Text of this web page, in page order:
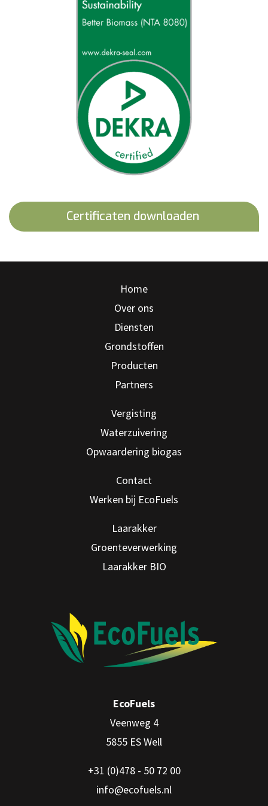
Certificaten downloaden
Home
Over ons
Diensten
Grondstoffen
Producten
Partners
Vergisting
Waterzuivering
Opwaardering biogas
Contact
Werken bij EcoFuels
Laarakker
Groenteverwerking
Laarakker BIO
EcoFuels
Veenweg 4
5855 ES Well
+31 (0)478 - 50 72 00
info@ecofuels.nl